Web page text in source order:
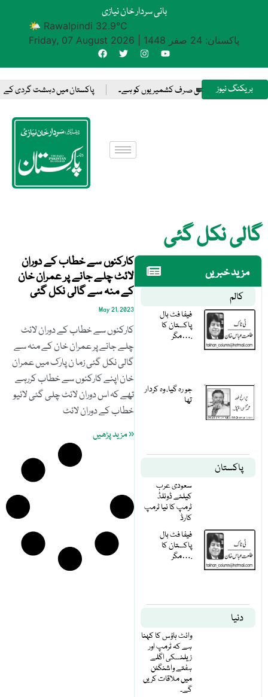
بانی سردار خان نیازی
🌤 Rawalpindi 32.9°C
Friday, 07 August 2026
پاکستان: 24 صفر 1448
بریکنگ نیوز
کا فیصلہ کرنے کا حق صرف کشمیریوں کو ہے۔ پاکستان میں دہشت گردی کے
گالی نکل گئی
مزید خبریں
کالم
فیفا فٹ بال
پاکستان کا
مگر….
جو رہ گیا، وہ کردار
تھا
پاکستان
سعودی عرب
کیلئے ڈونلڈ
ٹرمپ کا نیا ٹرمپ
کارڈ
فیفا فٹ بال
پاکستان کا
مگر….
دنیا
وائٹ ہاؤس کا کہنا
ہے کہ ٹرمپ اور
زیلنسکی اگلے
ہفتے واشنگٹن
میں ملاقات کریں
گے۔
کارکنوں سے خطاب کے دوران
لائٹ چلے جانے پر عمران خان
کے منہ سے گالی نکل گئی
May 21, 2023
کارکنوں سے خطاب کے دوران لائٹ
چلے جانے پر عمران خان کے منہ سے
گالی نکل گئی زما ن پارک میں عمران
خان اپنے کارکنوں سے خطاب کررہے
تھے کہ اس دوران لائٹ چلی گئی لائیو
خطاب کے دوران لائٹ
« مزید پڑھیں